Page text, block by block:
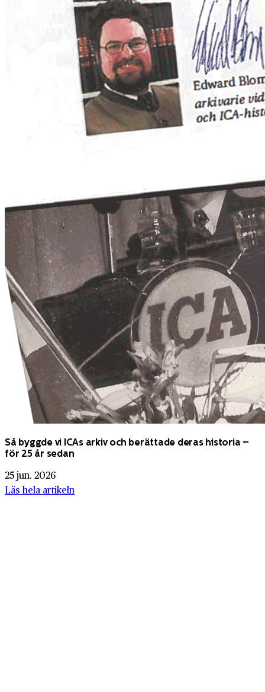
Så byggde vi ICAs arkiv och berättade deras historia –
för 25 år sedan
25 jun. 2026
Läs hela artikeln